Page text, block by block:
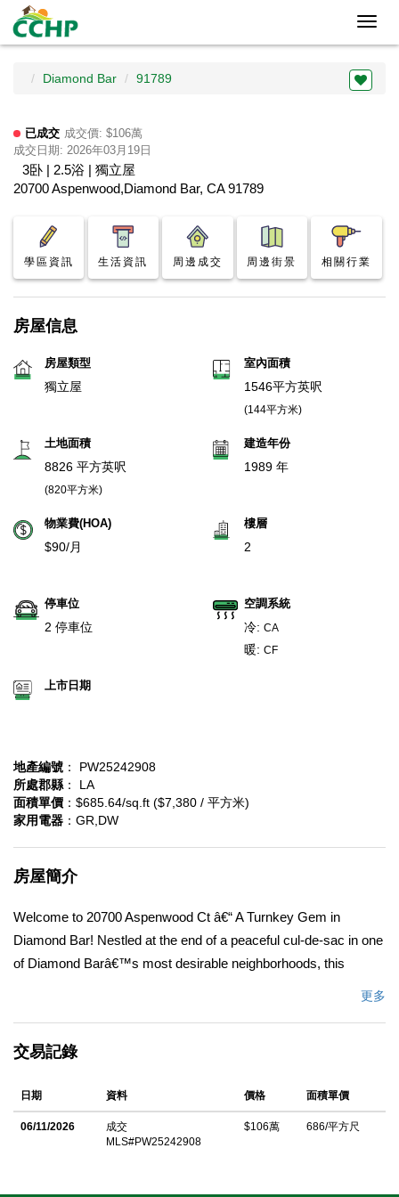
Diamond Bar 91789
已成交 成交價: $106萬
成交日期: 2026年03月19日
3卧 | 2.5浴 | 獨立屋
20700 Aspenwood,Diamond Bar, CA 91789
學區資訊 生活資訊 周邊成交 周邊街景 相關行業
房屋信息
房屋類型
獨立屋
室內面積
1546平方英呎
(144平方米)
土地面積
8826 平方英呎
(820平方米)
建造年份
1989 年
物業費(HOA)
$90/月
樓層
2
停車位
2 停車位
空調系統
冷: CA
暖: CF
上市日期
地產編號 ： PW25242908
所處郡縣 ： LA
面積單價 ：$685.64/sq.ft ($7,380 / 平方米)
家用電器 ：GR,DW
房屋簡介
Welcome to 20700 Aspenwood Ct â€“ A Turnkey Gem in
Diamond Bar! Nestled at the end of a peaceful cul-de-sac in one
of Diamond Barâ€™s most desirable neighborhoods, this
this home is designed for modern living. Step inside to find a
laminate flooring, new paint, and updated bathrooms. The heart
of the home is a newly remodeled, chef-inspired kitchen
boasting sleek white cabinetry, quartz countertops, a large
更多
交易記錄
日期 資料 價格 面積單價
06/11/2026
成交
MLS#PW25242908
$106萬 686/平方尺